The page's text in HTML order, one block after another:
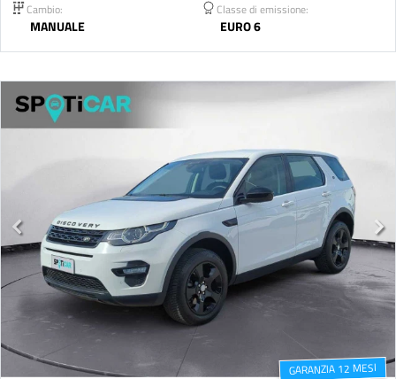
Cambio:
MANUALE
Classe di emissione:
EURO 6
GARANZIA 12 MESI